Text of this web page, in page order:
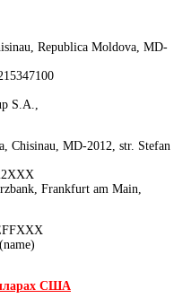
Republica Moldova, MD-
S.A.,
Chisinau, MD-2012, str. Stefan
Frankfurt am Main,
США